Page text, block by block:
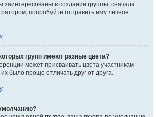
заинтересованы в создании группы, сначала
попробуйте отправить ему личное
групп имеют разные цвета?
может присваивать цвета участникам
было проще отличать друг от друга.